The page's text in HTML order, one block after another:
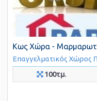
Κως Χώρα -
Επαγγελματικός Χώρος
100τμ.